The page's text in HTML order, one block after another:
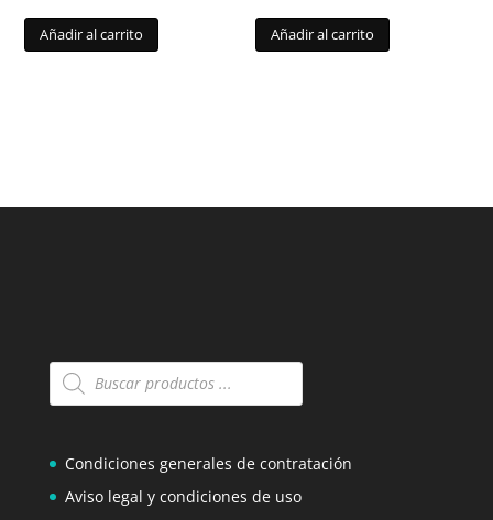
Añadir al carrito Añadir al carrito
Búsqueda
de
Condiciones generales de contratación
Aviso legal y condiciones de uso